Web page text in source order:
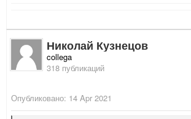
Николай Кузнецов
collega
318 публикаций
Опубликовано: 14 Apr 2021